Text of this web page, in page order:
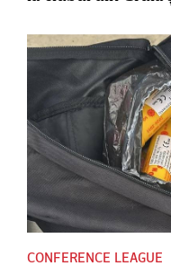
CONFERENCE LEAGUE